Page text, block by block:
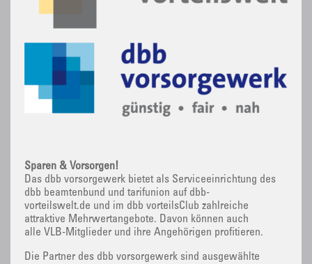
Sparen & Vorsorgen!
Das dbb vorsorgewerk bietet als Serviceeinrichtung des
dbb beamtenbund und tarifunion auf dbb-
vorteilswelt.de und im dbb vorteilsClub zahlreiche
attraktive Mehrwertangebote. Davon können auch
alle VLB-Mitglieder und ihre Angehörigen profitieren.
Die Partner des dbb vorsorgewerk sind ausgewählte